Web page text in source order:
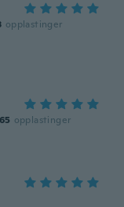
opplastinger
65 opplastinger